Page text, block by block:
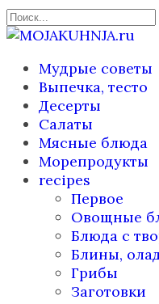
Перейти
к
Search
for:
Мудрые советы
Выпечка, тесто
Десерты
Салаты
Мясные блюда
Морепродукты
recipes
Первое
Овощные
Блюда с
Блины,
Грибы
Заготовки